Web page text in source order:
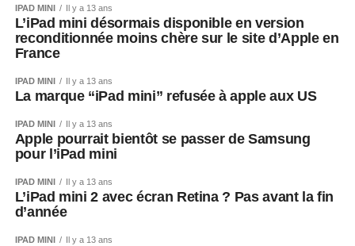
IPAD MINI Il y a 13 ans
L’iPad mini désormais disponible en version
reconditionnée moins chère sur le site d’Apple en
France
IPAD MINI Il y a 13 ans
La marque “iPad mini” refusée à apple aux US
IPAD MINI Il y a 13 ans
Apple pourrait bientôt se passer de Samsung
pour l’iPad mini
IPAD MINI Il y a 13 ans
L’iPad mini 2 avec écran Retina ? Pas avant la fin
d’année
IPAD MINI Il y a 13 ans